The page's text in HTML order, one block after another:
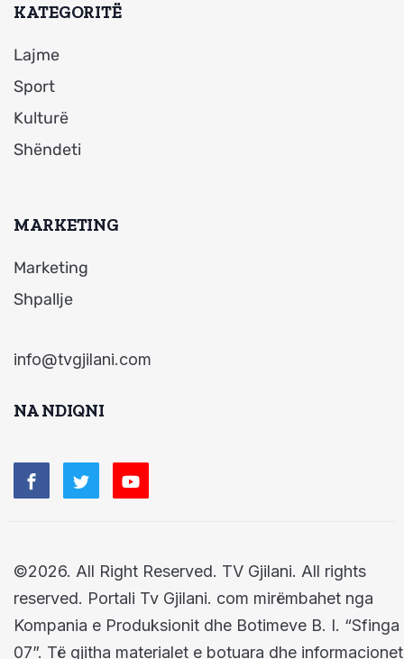
KATEGORITË
Lajme
Sport
Kulturë
Shëndeti
MARKETING
Marketing
Shpallje
info@tvgjilani.com
NA NDIQNI
©2026. All Right Reserved. TV Gjilani. All rights
reserved. Portali Tv Gjilani. com mirëmbahet nga
Kompania e Produksionit dhe Botimeve B. I. “Sfinga
07”. Të gjitha materialet e botuara dhe informacionet